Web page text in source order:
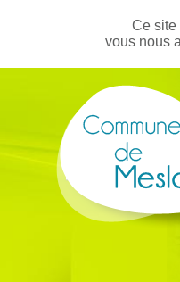
Ce site
vous nous